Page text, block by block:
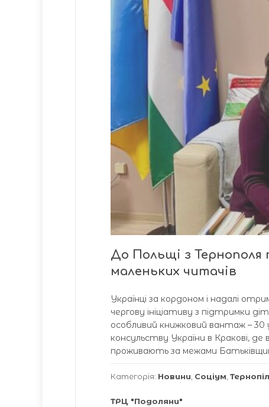
До Польщі з Тернополя
маленьких читачів
Українці за кордоном і надалі
чергову ініціативу з підтримки
особливий книжковий вантаж – 30
консульству України в Кракові, де
проживають за межами
Категорія: Новини Соціум
ТРЦ "Подоляни"